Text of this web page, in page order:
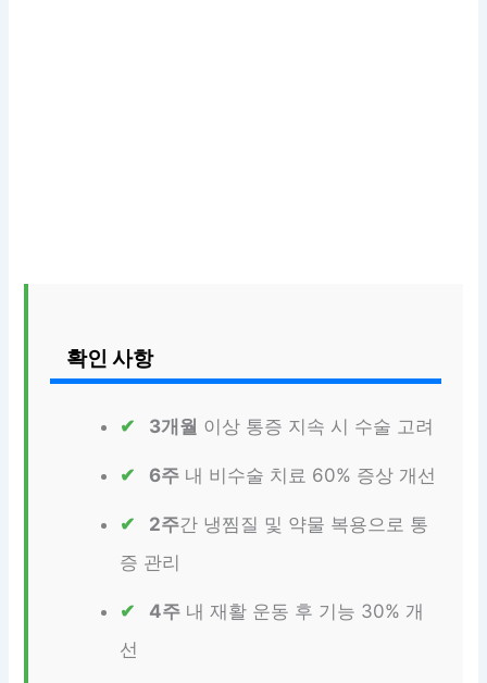
확인 사항
3개월 이상 통증 지속 시 수술 고려
6주 내 비수술 치료 60% 증상 개선
2주간 냉찜질 및 약물 복용으로 통
증 관리
4주 내 재활 운동 후 기능 30% 개
선